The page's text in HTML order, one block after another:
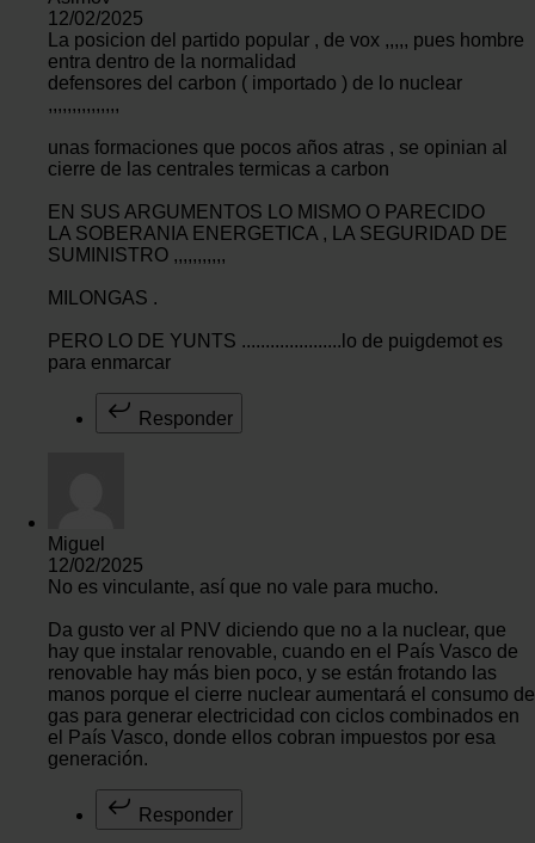
12/02/2025
La posicion del partido popular , de vox ,,,,, pues hombre
entra dentro de la normalidad
defensores del carbon ( importado ) de lo nuclear
,,,,,,,,,,,,,,,
unas formaciones que pocos años atras , se opinian al
cierre de las centrales termicas a carbon
EN SUS ARGUMENTOS LO MISMO O PARECIDO
LA SOBERANIA ENERGETICA , LA SEGURIDAD DE
SUMINISTRO ,,,,,,,,,,,
MILONGAS .
PERO LO DE YUNTS .....................lo de puigdemot es
para enmarcar
Responder
Miguel
12/02/2025
No es vinculante, así que no vale para mucho.
Da gusto ver al PNV diciendo que no a la nuclear, que
hay que instalar renovable, cuando en el País Vasco de
renovable hay más bien poco, y se están frotando las
manos porque el cierre nuclear aumentará el consumo de
gas para generar electricidad con ciclos combinados en
el País Vasco, donde ellos cobran impuestos por esa
generación.
Responder